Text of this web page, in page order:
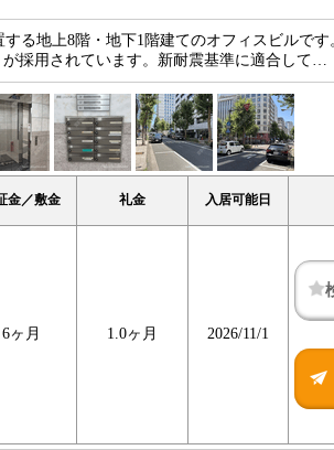
る地上8階・地下1階建てのオフィスビルです
が採用されています。新耐震基準に適合して…
金／敷金 礼金 入居可能日
6ヶ月 1.0ヶ月 2026/11/1